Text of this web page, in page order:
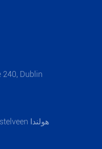
240, Dublin
ويليام بوثلان 258,1185NZ, Amstelveen هولندا